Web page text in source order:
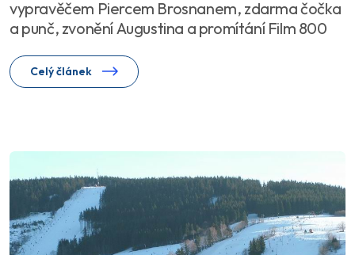
vypravěčem Piercem Brosnanem, zdarma čočka
a punč, zvonění Augustina a promítání Film 800
Celý článek